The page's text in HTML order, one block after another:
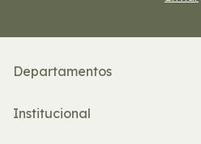
Departamentos
Institucional